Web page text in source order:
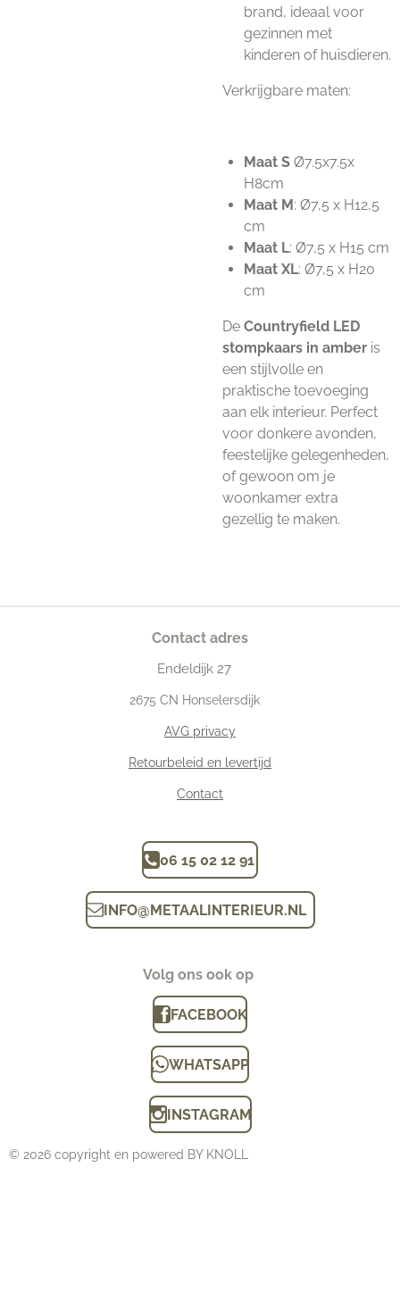
brand, ideaal voor
gezinnen met
kinderen of huisdieren.
Verkrijgbare maten:
Maat S Ø7.5x7.5x
H8cm
Maat M: Ø7,5 x H12,5
cm
Maat L: Ø7,5 x H15 cm
Maat XL: Ø7,5 x H20
cm
De Countryfield LED
stompkaars in amber is
een stijlvolle en
praktische toevoeging
aan elk interieur. Perfect
voor donkere avonden,
feestelijke gelegenheden,
of gewoon om je
woonkamer extra
gezellig te maken.
Contact adres
Endeldijk 27
2675 CN Honselersdijk
AVG privacy
Retourbeleid en levertijd
Contact
06 15 02 12 91
INFO@METAALINTERIEUR.NL
Volg ons ook op
FACEBOOK
WHATSAPP
INSTAGRAM
© 2026 copyright en powered BY KNOLL